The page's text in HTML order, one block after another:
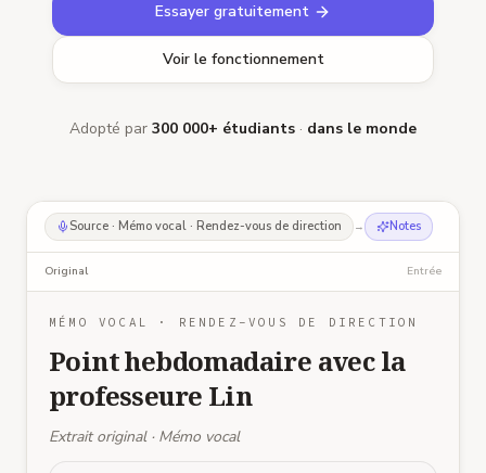
Essayer gratuitement
Voir le fonctionnement
Adopté par 300 000+ étudiants · dans le monde
Source · Mémo vocal · Rendez-vous de direction → Notes
Original Entrée
MÉMO VOCAL · RENDEZ-VOUS DE DIRECTION
Point hebdomadaire avec la
professeure Lin
Extrait original · Mémo vocal